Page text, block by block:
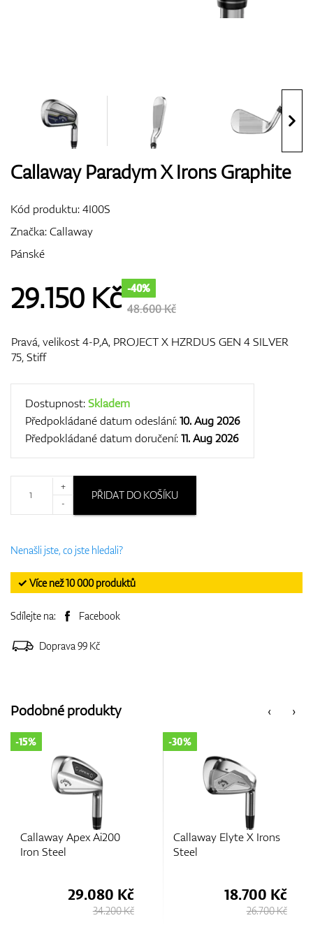
Bagy
Dárkové poukazy
Callaway Paradym X Irons Graphite
Kód produktu:4I00S
Značka:Callaway
Pánské
29.150 Kč -40%
48.600 Kč
Pravá, velikost 4-P,A, PROJECT X HZRDUS GEN 4 SILVER
75, Stiff
Dostupnost:Skladem
Předpokládané datum odeslání:10. Aug 2026
Předpokládané datum doručení:11. Aug 2026
+
-
PŘIDAT DO KOŠÍKU
Nenašli jste, co jste hledali?
✓ Více než 10 000 produktů
Sdílejte na: Facebook
Doprava 99 Kč
‹
Podobné produkty ›
Callaway Elyte X Irons
18.700 Kč
Apex Pro 24 Irons